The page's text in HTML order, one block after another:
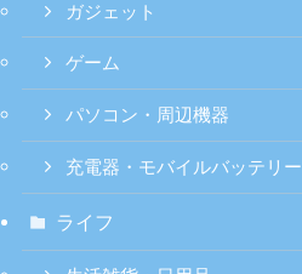
ガジェット
ゲーム
パソコン・周辺機器
充電器・モバイルバッテリー
ライフ